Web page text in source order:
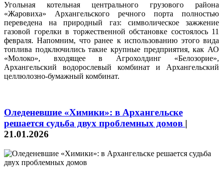
Угольная котельная центрального грузового района
«Жаровиха» Архангельского речного порта полностью
переведена на природный газ: символическое зажжение
газовой горелки в торжественной обстановке состоялось 11
февраля. Напомним, что ранее к использованию этого вида
топлива подключились такие крупные предприятия, как АО
«Молоко», входящее в Агрохолдинг «Белозорие»,
Архангельский водорослевый комбинат и Архангельский
целлюлозно-бумажный комбинат.
Оледеневшие «Химики»: в Архангельске
решается судьба двух проблемных домов |
21.01.2026